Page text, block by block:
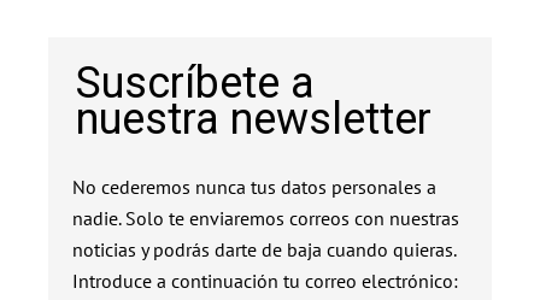
Suscríbete a
nuestra newsletter
No cederemos nunca tus datos personales a
nadie. Solo te enviaremos correos con nuestras
noticias y podrás darte de baja cuando quieras.
Introduce a continuación tu correo electrónico: